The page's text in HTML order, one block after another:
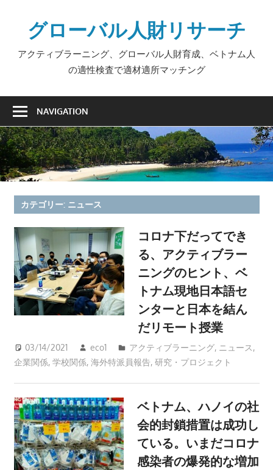
contentグローバル人財リサーチ
アクティブラーニング、グローバル人財育成、ベトナム人
の適性検査で適材適所マッチング
NAVIGATION
カテゴリー: ニュース
コロナ下だってでき
る、アクティブラー
ニングのヒント、ベ
トナム現地日本語セ
ンターと日本を結ん
だリモート授業
03/14/2021 eco1 アクティブラーニング, ニュース,
企業関係, 学校関係, 海外特派員報告, 研究・プロジェクト
ベトナム、ハノイの社
会的封鎖措置は成功し
ている。いまだコロナ
感染者の爆発的な増加